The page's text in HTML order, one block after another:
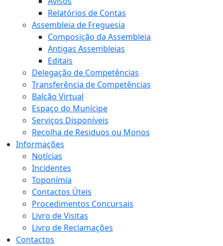
Relatórios de Contas
Assembleia de Freguesia
Composição da Assembleia
Antigas Assembleias
Editais
Delegação de Competências
Transferência de Competências
Balcão Virtual
Espaço do Munícipe
Serviços Disponíveis
Recolha de Residuos ou Monos
Informações
Notícias
Incidentes
Toponímia
Contactos Úteis
Procedimentos Concursais
Livro de Visitas
Livro de Reclamações
Contactos